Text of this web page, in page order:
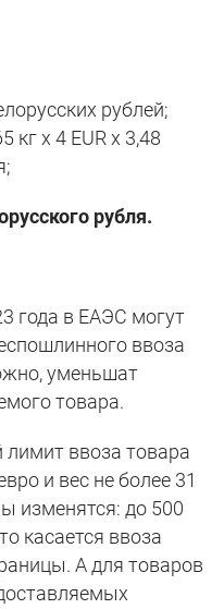
рублей;
х 4 EUR х 3,48
рубля.
года в ЕАЭС могут
ввоза
уменьшат
товара.
ввоза товара
и вес не более 31
изменятся: до 500
касается ввоза
А для товаров